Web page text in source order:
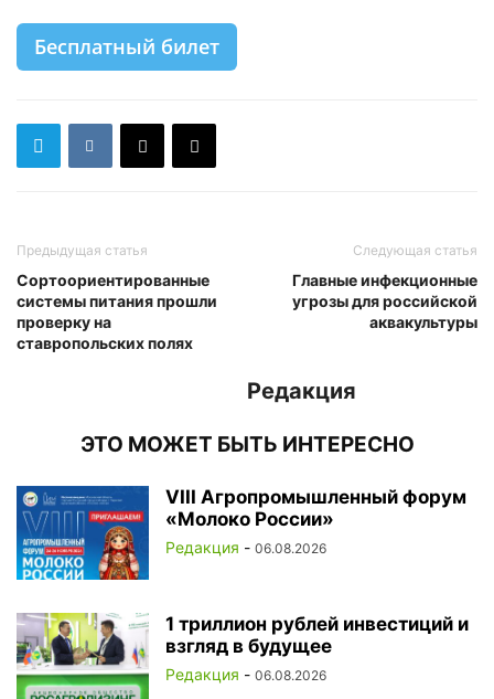
Бесплатный билет
Предыдущая статья
Сортоориентированные
системы питания прошли
проверку на
ставропольских полях
Следующая статья
Главные инфекционные
угрозы для российской
аквакультуры
Редакция
ЭТО МОЖЕТ БЫТЬ ИНТЕРЕСНО
VIII Агропромышленный форум
«Молоко России»
Редакция - 06.08.2026
1 триллион рублей инвестиций и
взгляд в будущее
Редакция - 06.08.2026